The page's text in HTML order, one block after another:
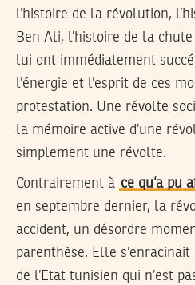
l’histoire de la révolution,
Ben Ali, l’histoire de la
lui ont immédiatement
l’énergie et l’esprit de ces
protestation. Une révolte
la mémoire active d’une
simplement une révolte.
Contrairement à ce qu’a pu
en septembre dernier, la
accident, un désordre
parenthèse. Elle
de l’Etat tunisien qui n’est